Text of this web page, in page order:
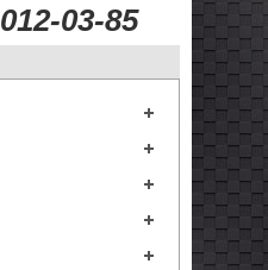
012-03-85